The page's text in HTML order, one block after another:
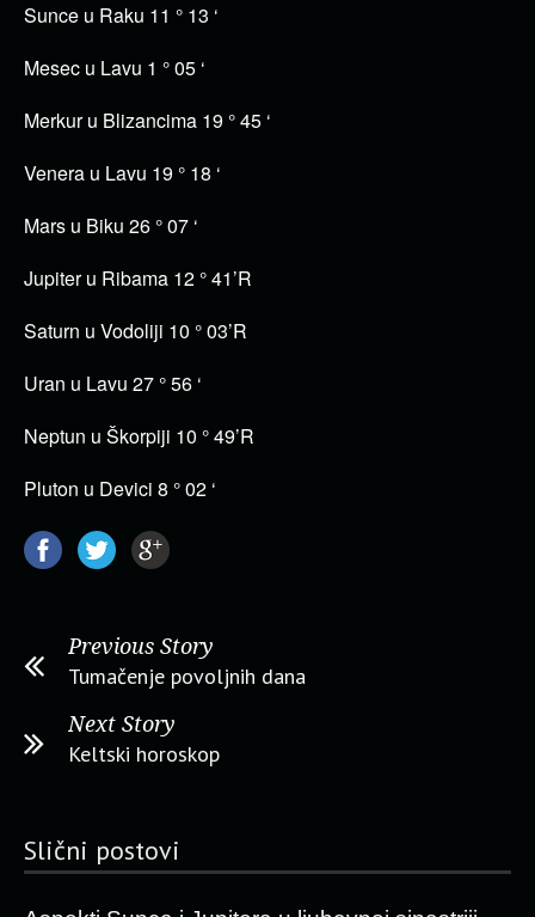
Sunce u Raku 11 ° 13 ‘
Mesec u Lavu 1 ° 05 ‘
Merkur u Blizancima 19 ° 45 ‘
Venera u Lavu 19 ° 18 ‘
Mars u Biku 26 ° 07 ‘
Jupiter u Ribama 12 ° 41’R
Saturn u Vodoliji 10 ° 03’R
Uran u Lavu 27 ° 56 ‘
Neptun u Škorpiji 10 ° 49’R
Pluton u Devici 8 ° 02 ‘
Previous Story
Tumačenje povoljnih dana
Next Story
Keltski horoskop
Slični postovi